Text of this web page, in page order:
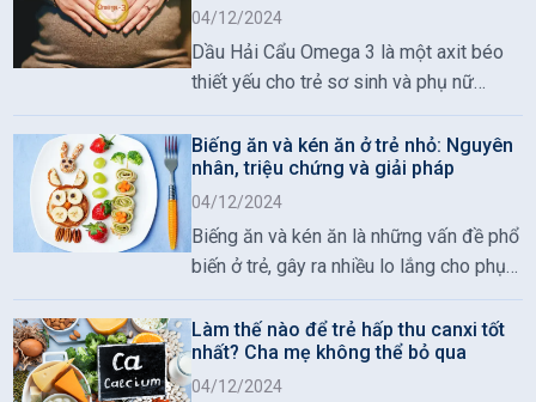
ngày dài, não bộ cần được nuôi dưỡng
và bảo vệ đúng cách. Vậy, não bộ cần gì
để bạn luôn tỉnh táo và tập trung?
04/12/2024
Dầu Hải Cẩu Omega 3 là một axit béo
thiết yếu cho trẻ sơ sinh và phụ nữ
mang thai. Việc tiêu thụ đủ omega 3 là
vô cùng quan trọng trong thời kỳ mang
thai.
Biếng ăn và kén ăn ở trẻ nhỏ: Nguyên
nhân, triệu chứng và giải pháp
04/12/2024
Biếng ăn và kén ăn là những vấn đề phổ
biến ở trẻ, gây ra nhiều lo lắng cho phụ
huynh. Khi trẻ thiếu hụt dinh dưỡng cần
thiết, sự phát triển thể chất và trí não có
thể bị ảnh hưởng nghiêm trọng. Tuy
nhiên, hiểu rõ nguyên nhân và cách khắc
Làm thế nào để trẻ hấp thu canxi tốt
nhất? Cha mẹ không thể bỏ qua
04/12/2024